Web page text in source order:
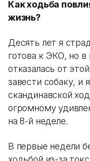
Как ходьба
жизнь?
Десять лет я
готова к ЭКО, но
отказалась от
завести собаку, и
скандинавской
огромному
на 8-й неделе.
В первые недели